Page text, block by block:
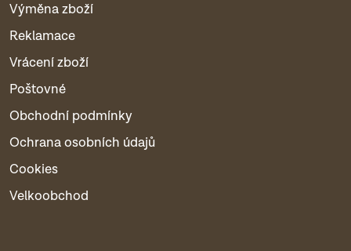
Výměna zboží
Reklamace
Vrácení zboží
Poštovné
Obchodní podmínky
Ochrana osobních údajů
Cookies
Velkoobchod